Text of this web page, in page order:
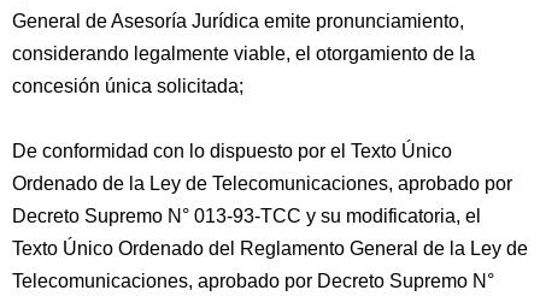
General de Asesoría Jurídica emite pronunciamiento,
considerando legalmente viable, el otorgamiento de la
concesión única solicitada;
De conformidad con lo dispuesto por el Texto Único
Ordenado de la Ley de Telecomunicaciones, aprobado por
Decreto Supremo N° 013-93-TCC y su modificatoria, el
Texto Único Ordenado del Reglamento General de la Ley de
Telecomunicaciones, aprobado por Decreto Supremo N°